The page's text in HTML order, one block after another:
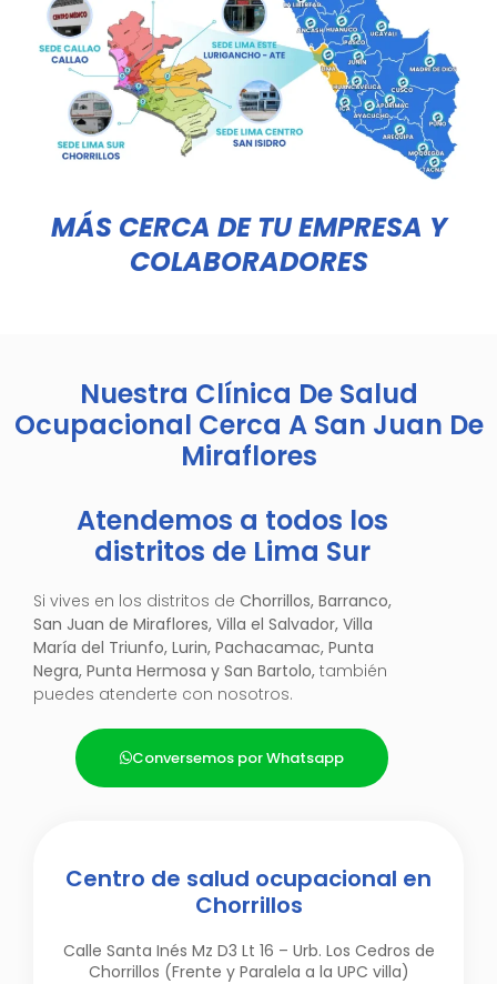
MÁS CERCA DE TU EMPRESA Y
COLABORADORES
Nuestra Clínica De Salud
Ocupacional Cerca A San Juan De
Miraflores
Atendemos a todos los
distritos de Lima Sur
Si vives en los distritos de Chorrillos, Barranco,
San Juan de Miraflores, Villa el Salvador, Villa
María del Triunfo, Lurin, Pachacamac, Punta
Negra, Punta Hermosa y San Bartolo, también
puedes atenderte con nosotros.
Conversemos por Whatsapp
Centro de salud ocupacional en
Chorrillos
Calle Santa Inés Mz D3 Lt 16 – Urb. Los Cedros de
Chorrillos (Frente y Paralela a la UPC villa)